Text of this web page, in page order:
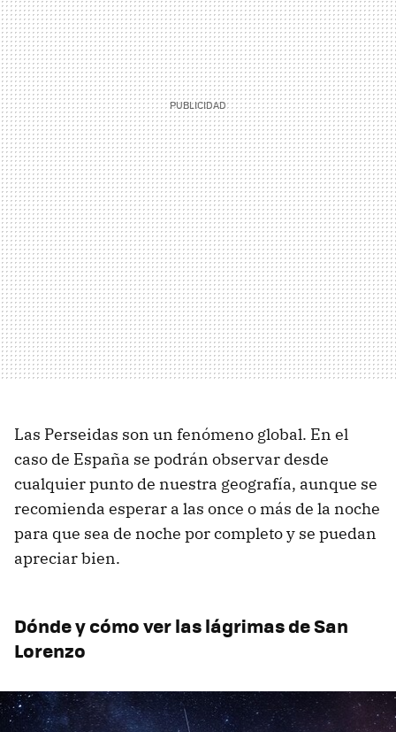
Las Perseidas son un fenómeno global. En el
caso de España se podrán observar desde
cualquier punto de nuestra geografía, aunque se
recomienda esperar a las once o más de la noche
para que sea de noche por completo y se puedan
apreciar bien.
Dónde y cómo ver las lágrimas de San
Lorenzo